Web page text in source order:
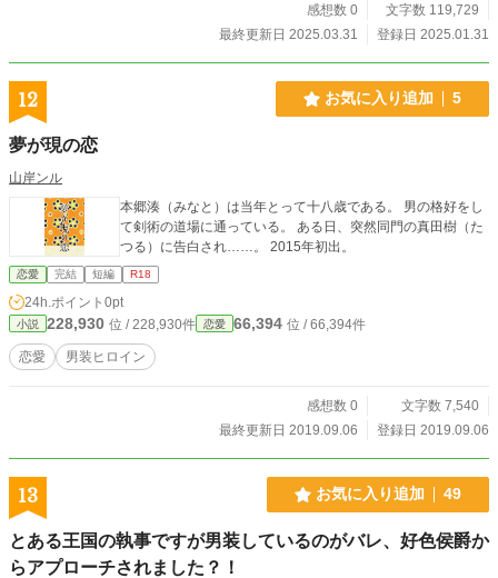
感想数 0
文字数 119,729
最終更新日 2025.03.31
登録日 2025.01.31
12 お気に入り追加 5
夢が現の恋
山岸ンル
本郷湊（みなと）は当年とって十八歳である。 男の格好をし
て剣術の道場に通っている。 ある日、突然同門の真田樹（た
つる）に告白され……。 2015年初出。
恋愛 完結 短編 R18
24h.ポイント 0pt
小説 228,930 位 / 228,930件 恋愛 66,394 位 / 66,394件
恋愛 男装ヒロイン
感想数 0
文字数 7,540
最終更新日 2019.09.06
登録日 2019.09.06
13 お気に入り追加 49
とある王国の執事ですが男装しているのがバレ、好色侯爵か
らアプローチされました？！